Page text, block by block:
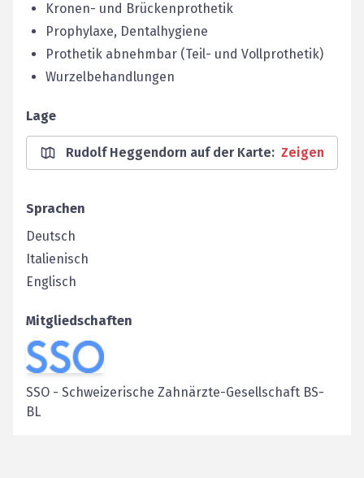
Kronen- und Brückenprothetik
Prophylaxe, Dentalhygiene
Prothetik abnehmbar (Teil- und Vollprothetik)
Wurzelbehandlungen
Lage
Rudolf Heggendorn auf der Karte: Zeigen
Sprachen
Deutsch
Italienisch
Englisch
Mitgliedschaften
SSO - Schweizerische Zahnärzte-Gesellschaft BS-
BL